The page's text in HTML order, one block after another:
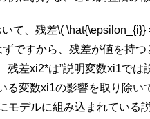
て、残差\( \hat{\epsilon_{i}}
ですから、残差が値を持
残差xi2*は”説明変数xi1では
る変数xi1の影響を取り除い
モデルに組み込まれている